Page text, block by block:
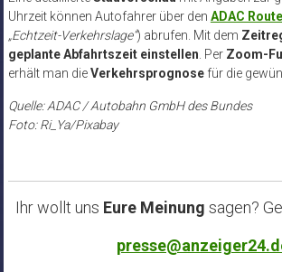
Uhrzeit können Autofahrer über den ADAC
„Echtzeit-Verkehrslage“) abrufen. Mit dem
geplante Abfahrtszeit einstellen . Per Zoom-
erhält man dieVerkehrsprognosefür die
Quelle: ADAC / Autobahn GmbH des Bundes
Foto: Ri_Ya/Pixabay
Ihr wollt uns Eure Meinung sagen?